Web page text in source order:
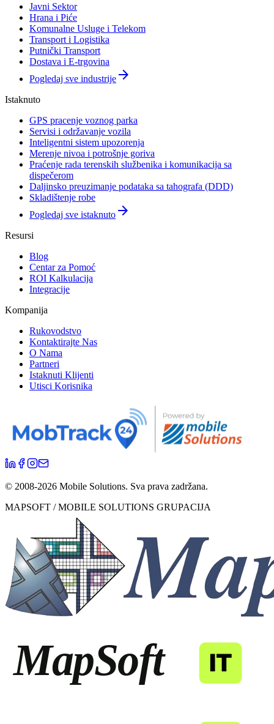
Javni Sektor
Hrana i Piće
Komunalne Usluge i Telekom
Transport i Logistika
Putnički Transport
Dostava i E-trgovina
Pogledaj sve industrije arrow_forward
Istaknuto
GPS pracenje voznog parka
Servisi i održavanje vozila
Inteligentni sistem upozorenja
Merenje nivoa i potrošnje goriva
Praćenje rada terenskih službenika i komunikacija sa
dispečerom
Daljinsko preuzimanje podataka sa tahografa (DDD)
Skladištenje robe
Pogledaj sve istaknuto arrow_forward
Resursi
Blog
Centar za Pomoć
ROI Kalkulacija
Integracije
Kompanija
Rukovodstvo
Kontaktirajte Nas
O Nama
Partneri
Istaknuti Klijenti
Utisci Korisnika
© 2008-2026 Mobile Solutions. Sva prava zadržana.
MAPSOFT / MOBILE SOLUTIONS GRUPACIJA
MapSoft IT